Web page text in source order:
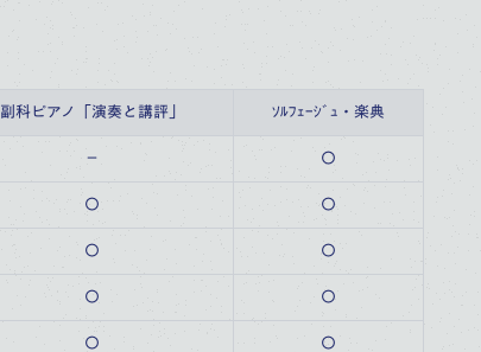
副科ピアノ「演奏と講評」 ｿﾙﾌｪｰｼﾞｭ・楽典
－ 〇
〇 〇
〇 〇
〇 〇
〇 〇